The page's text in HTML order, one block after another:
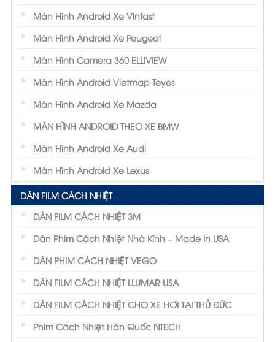
Màn Hình Android Xe Vinfast
Màn Hình Android Xe Peugeot
Màn Hình Camera 360 ELLIVIEW
Màn Hình Android Vietmap Teyes
Màn Hình Android Xe Mazda
MÀN HÌNH ANDROID THEO XE BMW
Màn Hình Android Xe Audi
Màn Hình Android Xe Lexus
DÁN FILM CÁCH NHIỆT
DÁN FILM CÁCH NHIỆT 3M
Dán Phim Cách Nhiệt Nhà Kính – Made In USA
DÁN PHIM CÁCH NHIỆT VEGO
DÁN FILM CÁCH NHIỆT LLUMAR USA
DÁN FILM CÁCH NHIỆT CHO XE HƠI TẠI THỦ ĐỨC
Phim Cách Nhiệt Hàn Quốc NTECH